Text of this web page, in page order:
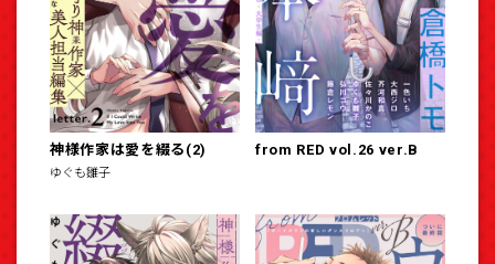
神様作家は愛を綴る(2)
ゆぐも雛子
from RED vol.26 ver.B